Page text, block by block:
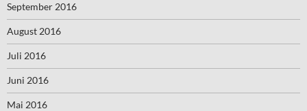
September 2016
August 2016
Juli 2016
Juni 2016
Mai 2016